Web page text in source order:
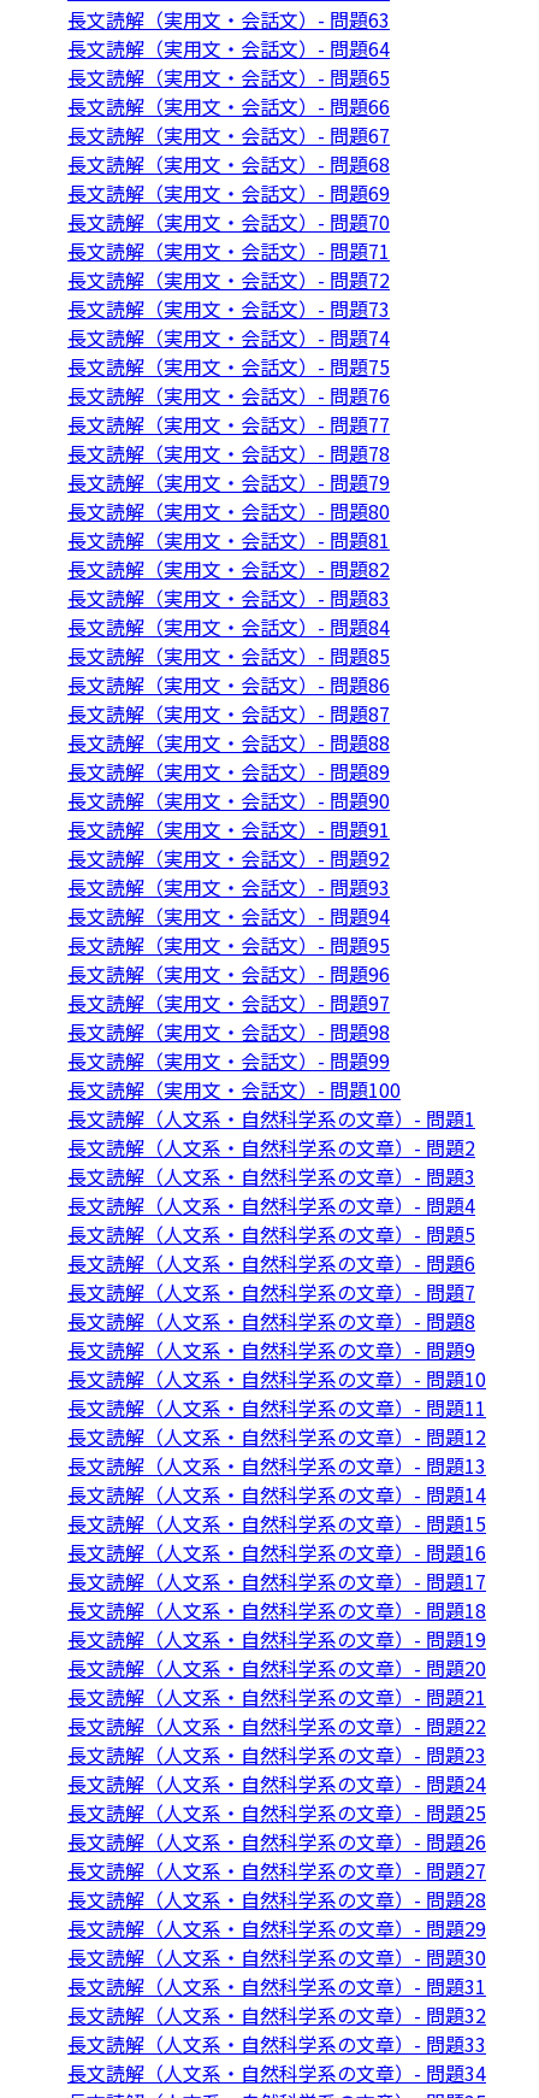
長文読解（実用文・会話文）- 問題63
長文読解（実用文・会話文）- 問題64
長文読解（実用文・会話文）- 問題65
長文読解（実用文・会話文）- 問題66
長文読解（実用文・会話文）- 問題67
長文読解（実用文・会話文）- 問題68
長文読解（実用文・会話文）- 問題69
長文読解（実用文・会話文）- 問題70
長文読解（実用文・会話文）- 問題71
長文読解（実用文・会話文）- 問題72
長文読解（実用文・会話文）- 問題73
長文読解（実用文・会話文）- 問題74
長文読解（実用文・会話文）- 問題75
長文読解（実用文・会話文）- 問題76
長文読解（実用文・会話文）- 問題77
長文読解（実用文・会話文）- 問題78
長文読解（実用文・会話文）- 問題79
長文読解（実用文・会話文）- 問題80
長文読解（実用文・会話文）- 問題81
長文読解（実用文・会話文）- 問題82
長文読解（実用文・会話文）- 問題83
長文読解（実用文・会話文）- 問題84
長文読解（実用文・会話文）- 問題85
長文読解（実用文・会話文）- 問題86
長文読解（実用文・会話文）- 問題87
長文読解（実用文・会話文）- 問題88
長文読解（実用文・会話文）- 問題89
長文読解（実用文・会話文）- 問題90
長文読解（実用文・会話文）- 問題91
長文読解（実用文・会話文）- 問題92
長文読解（実用文・会話文）- 問題93
長文読解（実用文・会話文）- 問題94
長文読解（実用文・会話文）- 問題95
長文読解（実用文・会話文）- 問題96
長文読解（実用文・会話文）- 問題97
長文読解（実用文・会話文）- 問題98
長文読解（実用文・会話文）- 問題99
長文読解（実用文・会話文）- 問題100
長文読解（人文系・自然科学系の文章）- 問題1
長文読解（人文系・自然科学系の文章）- 問題2
長文読解（人文系・自然科学系の文章）- 問題3
長文読解（人文系・自然科学系の文章）- 問題4
長文読解（人文系・自然科学系の文章）- 問題5
長文読解（人文系・自然科学系の文章）- 問題6
長文読解（人文系・自然科学系の文章）- 問題7
長文読解（人文系・自然科学系の文章）- 問題8
長文読解（人文系・自然科学系の文章）- 問題9
長文読解（人文系・自然科学系の文章）- 問題10
長文読解（人文系・自然科学系の文章）- 問題11
長文読解（人文系・自然科学系の文章）- 問題12
長文読解（人文系・自然科学系の文章）- 問題13
長文読解（人文系・自然科学系の文章）- 問題14
長文読解（人文系・自然科学系の文章）- 問題15
長文読解（人文系・自然科学系の文章）- 問題16
長文読解（人文系・自然科学系の文章）- 問題17
長文読解（人文系・自然科学系の文章）- 問題18
長文読解（人文系・自然科学系の文章）- 問題19
長文読解（人文系・自然科学系の文章）- 問題20
長文読解（人文系・自然科学系の文章）- 問題21
長文読解（人文系・自然科学系の文章）- 問題22
長文読解（人文系・自然科学系の文章）- 問題23
長文読解（人文系・自然科学系の文章）- 問題24
長文読解（人文系・自然科学系の文章）- 問題25
長文読解（人文系・自然科学系の文章）- 問題26
長文読解（人文系・自然科学系の文章）- 問題27
長文読解（人文系・自然科学系の文章）- 問題28
長文読解（人文系・自然科学系の文章）- 問題29
長文読解（人文系・自然科学系の文章）- 問題30
長文読解（人文系・自然科学系の文章）- 問題31
長文読解（人文系・自然科学系の文章）- 問題32
長文読解（人文系・自然科学系の文章）- 問題33
長文読解（人文系・自然科学系の文章）- 問題34